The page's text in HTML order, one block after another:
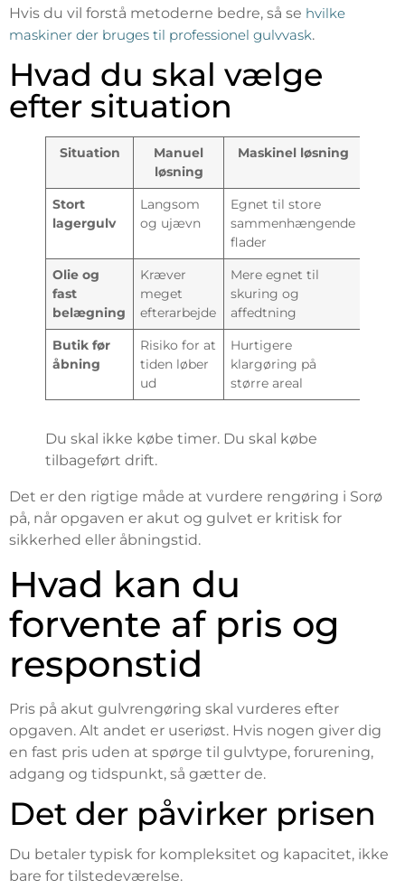
Hvis du vil forstå metoderne bedre, så se hvilke
maskiner der bruges til professionel gulvvask.
Hvad du skal vælge
efter situation
Situation
Manuel
løsning
Maskinel løsning
Stort
lagergulv
Langsom
og ujævn
Egnet til store
sammenhængende
flader
Olie og
fast
belægning
Kræver
meget
efterarbejde
Mere egnet til
skuring og
affedtning
Butik før
åbning
Risiko for at
tiden løber
ud
Hurtigere
klargøring på
større areal
Du skal ikke købe timer. Du skal købe
tilbageført drift.
Det er den rigtige måde at vurdere rengøring i Sorø
på, når opgaven er akut og gulvet er kritisk for
sikkerhed eller åbningstid.
Hvad kan du
forvente af pris og
responstid
Pris på akut gulvrengøring skal vurderes efter
opgaven. Alt andet er useriøst. Hvis nogen giver dig
en fast pris uden at spørge til gulvtype, forurening,
adgang og tidspunkt, så gætter de.
Det der påvirker prisen
Du betaler typisk for kompleksitet og kapacitet, ikke
bare for tilstedeværelse.